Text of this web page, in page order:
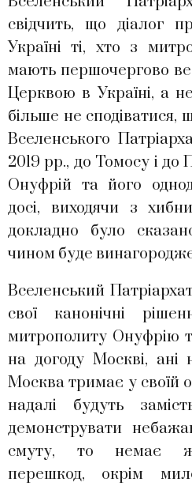
свідчить, що діалог
Україні ті, хто з
мають першочергово
Церквою в Україні, а не
більше не сподіватися,
Вселенського
2019 рр., до Томосу і
Онуфрій та його
досі, виходячи з
докладно було
чином буде
Вселенський
свої канонічні
митрополиту Онуфрію
на догоду Москві, ані
Москва тримає у своїй
надалі будуть
демонструвати
смуту, то немає
перешкод, окрім